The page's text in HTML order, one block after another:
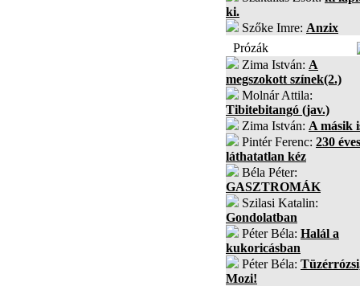
ki.
Szőke Imre: Anzix
Prózák
Zima István: A
megszokott színek(2.)
Molnár Attila:
Tibitebitangó (jav.)
Zima István: A másik
Pintér Ferenc: 230
láthatatlan kéz
Béla Péter:
GASZTROMÁK
Szilasi Katalin:
Gondolatban
Péter Béla: Halál a
kukoricásban
Péter Béla:
Mozi!